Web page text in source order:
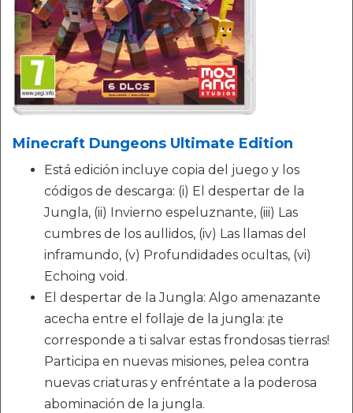
Minecraft Dungeons Ultimate Edition
Está edición incluye copia del juego y los
códigos de descarga: (i) El despertar de la
Jungla, (ii) Invierno espeluznante, (iii) Las
cumbres de los aullidos, (iv) Las llamas del
inframundo, (v) Profundidades ocultas, (vi)
Echoing void.
El despertar de la Jungla: Algo amenazante
acecha entre el follaje de la jungla: ¡te
corresponde a ti salvar estas frondosas tierras!
Participa en nuevas misiones, pelea contra
nuevas criaturas y enfréntate a la poderosa
abominación de la jungla.